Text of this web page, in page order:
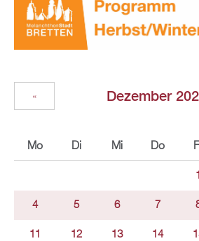
Dezember
«
Mo Di Mi Do
1
4 5 6 7
11 12 13 14